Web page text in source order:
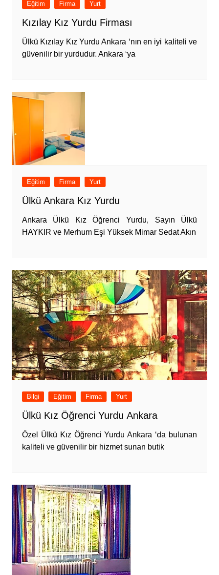
Eğitim Firma Yurt
Kızılay Kız Yurdu Firması
Ülkü Kızılay Kız Yurdu Ankara ‘nın en iyi kaliteli ve
güvenilir bir yurdudur. Ankara ‘ya
Eğitim Firma Yurt
Ülkü Ankara Kız Yurdu
Ankara Ülkü Kız Öğrenci Yurdu, Sayın Ülkü
HAYKIR ve Merhum Eşi Yüksek Mimar Sedat Akın
Bilgi Eğitim Firma Yurt
Ülkü Kız Öğrenci Yurdu Ankara
Özel Ülkü Kız Öğrenci Yurdu Ankara ‘da bulunan
kaliteli ve güvenilir bir hizmet sunan butik